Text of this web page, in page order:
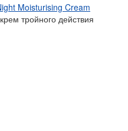
Moisturising Cream
тройного действия